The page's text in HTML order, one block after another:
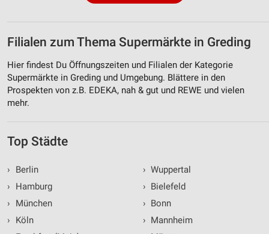
Filialen zum Thema Supermärkte in Greding
Hier findest Du Öffnungszeiten und Filialen der Kategorie
Supermärkte in Greding und Umgebung. Blättere in den
Prospekten von z.B. EDEKA, nah & gut und REWE und vielen
mehr.
Top Städte
›
Berlin
›
Hamburg
›
München
›
Köln
› Wuppertal
› Bielefeld
› Bonn
› Mannheim